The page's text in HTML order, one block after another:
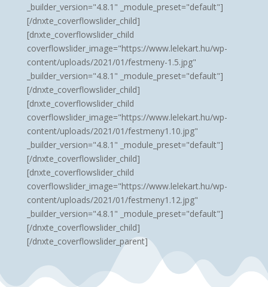
_builder_version="4.8.1" _module_preset="default"]
[/dnxte_coverflowslider_child]
[dnxte_coverflowslider_child
coverflowslider_image="https://www.lelekart.hu/wp-
content/uploads/2021/01/festmeny-1.5.jpg"
_builder_version="4.8.1" _module_preset="default"]
[/dnxte_coverflowslider_child]
[dnxte_coverflowslider_child
coverflowslider_image="https://www.lelekart.hu/wp-
content/uploads/2021/01/festmeny1.10.jpg"
_builder_version="4.8.1" _module_preset="default"]
[/dnxte_coverflowslider_child]
[dnxte_coverflowslider_child
coverflowslider_image="https://www.lelekart.hu/wp-
content/uploads/2021/01/festmeny1.12.jpg"
_builder_version="4.8.1" _module_preset="default"]
[/dnxte_coverflowslider_child]
[/dnxte_coverflowslider_parent]